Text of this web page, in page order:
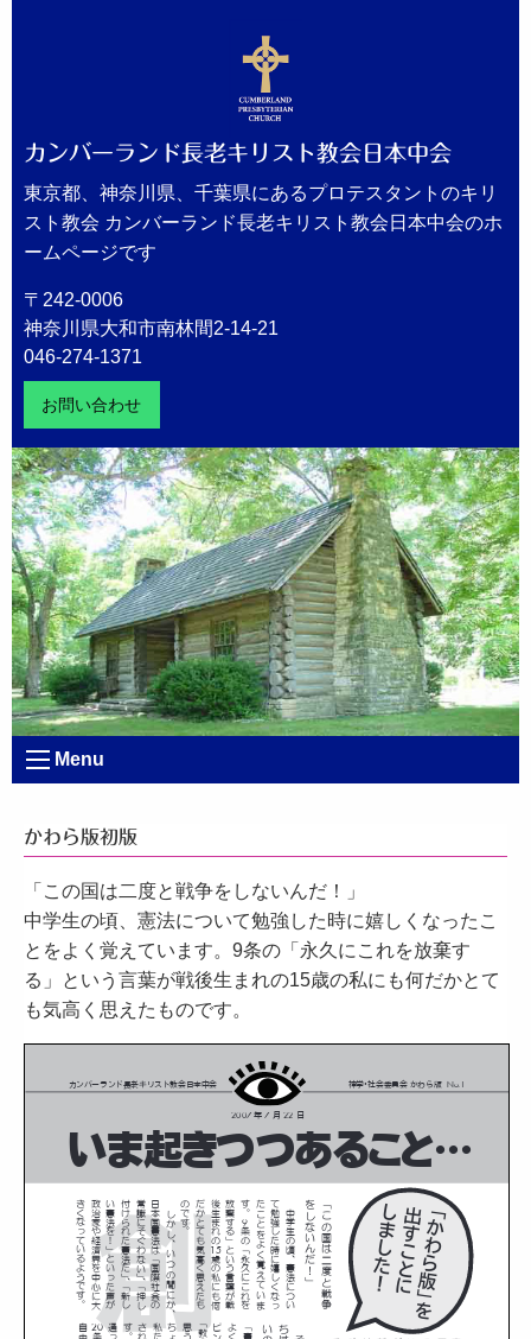
カンバーランド長老キリスト教会日本中会
東京都、神奈川県、千葉県にあるプロテスタントのキリ
スト教会 カンバーランド長老キリスト教会日本中会のホ
ームページです
〒242-0006
神奈川県大和市南林間2-14-21
046-274-1371
お問い合わせ
Menu
かわら版初版
「この国は二度と戦争をしないんだ！」
中学生の頃、憲法について勉強した時に嬉しくなったこ
とをよく覚えています。9条の「永久にこれを放棄す
る」という言葉が戦後生まれの15歳の私にも何だかとて
も気高く思えたものです。